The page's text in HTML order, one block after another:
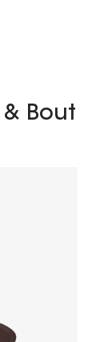
Bout